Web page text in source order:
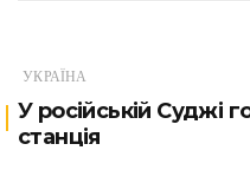
УКРАЇНА
У російській Суджі
станція